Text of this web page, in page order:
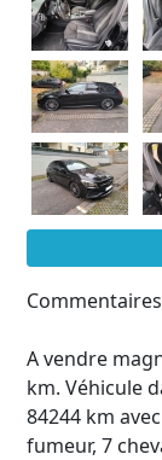
A vendre
km. Véhicule
84244 km
fumeur, 7